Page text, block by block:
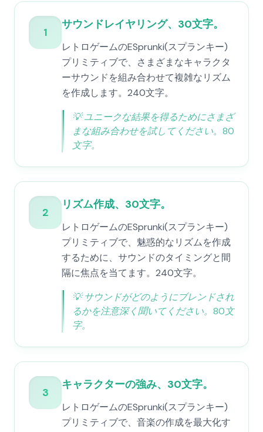
1
サウンドレイヤリング、30文字。
レトロゲームのESprunki(スプランキー)
プリミティブで、さまざまなキャラクタ
ーサウンドを組み合わせて複雑なリズム
を作成します。240文字。
💡ユニークな結果を得るためにさまざ
まな組み合わせを試してください。80
文字。
2
リズム作成、30文字。
レトロゲームのESprunki(スプランキー)
プリミティブで、魅惑的なリズムを作成
するために、サウンドのタイミングと間
隔に焦点を当てます。240文字。
💡サウンドがどのようにブレンドされ
るかを注意深く聞いてください。80文
字。
3
キャラクターの強み、30文字。
レトロゲームのESprunki(スプランキー)
プリミティブで、音楽の作成を最大化す